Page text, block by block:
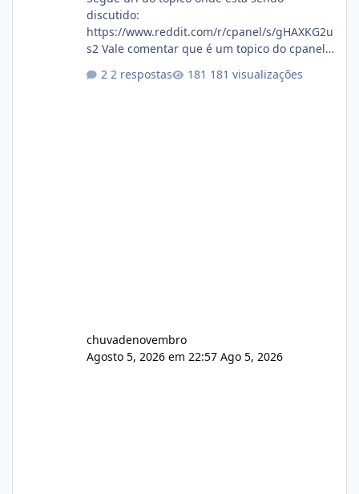
discutido:
https://www.reddit.com/r/cpanel/s/gHAXKG2u
s2 Vale comentar que é um topico do cpanel...
2 respostas 181 visualizações
chuvadenovembro
Agosto 5, 2026 em 22:57 Ago 5, 2026